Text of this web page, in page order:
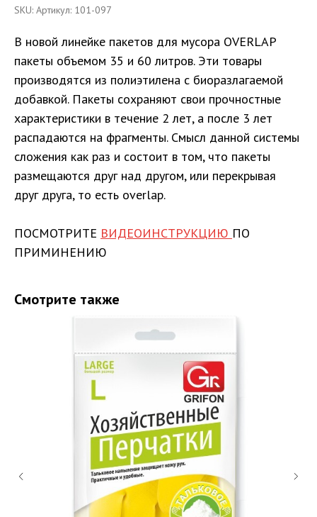
SKU: Артикул: 101-097
В новой линейке пакетов для мусора OVERLAP
пакеты объемом 35 и 60 литров. Эти товары
производятся из полиэтилена с биоразлагаемой
добавкой. Пакеты сохраняют свои прочностные
характеристики в течение 2 лет, а после 3 лет
распадаются на фрагменты. Смысл данной системы
сложения как раз и состоит в том, что пакеты
размещаются друг над другом, или перекрывая
друг друга, то есть overlap.
ПОСМОТРИТЕ ВИДЕОИНСТРУКЦИЮ ПО
ПРИМИНЕНИЮ
Смотрите также